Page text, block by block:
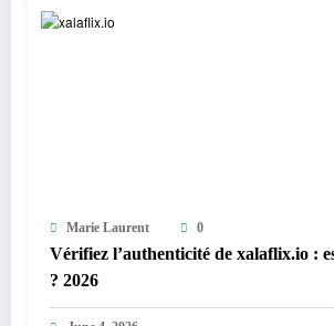
Marie Laurent 0
Vérifiez l’authenticité de xalaflix.io :
? 2026